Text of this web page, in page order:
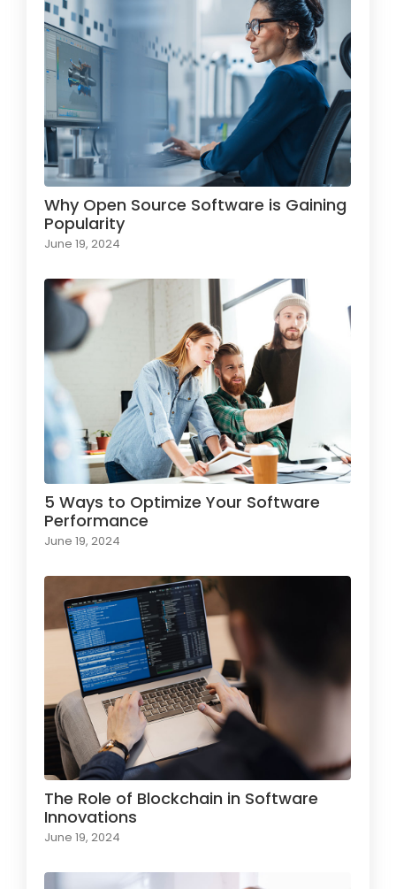
Why Open Source Software is Gaining
Popularity
June 19, 2024
5 Ways to Optimize Your Software
Performance
June 19, 2024
The Role of Blockchain in Software
Innovations
June 19, 2024